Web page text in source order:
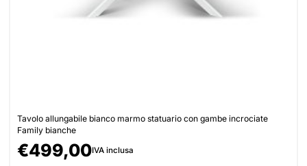
Tavolo allungabile bianco marmo statuario con gambe incrociate
Family bianche
€499,00IVA inclusa